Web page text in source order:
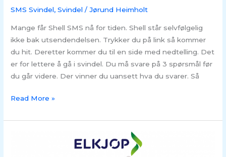
SMS Svindel,Svindel /Jørund Heimholt
Mange får Shell SMS nå for tiden. Shell står selvfølgelig
ikke bak utsendendelsen. Trykker du på link så kommer
du hit. Deretter kommer du til en side med nedtelling. Det
er for lettere å gå i svindel. Du må svare på 3 spørsmål før
du går videre. Der vinner du uansett hva du svarer. Så
Read More »